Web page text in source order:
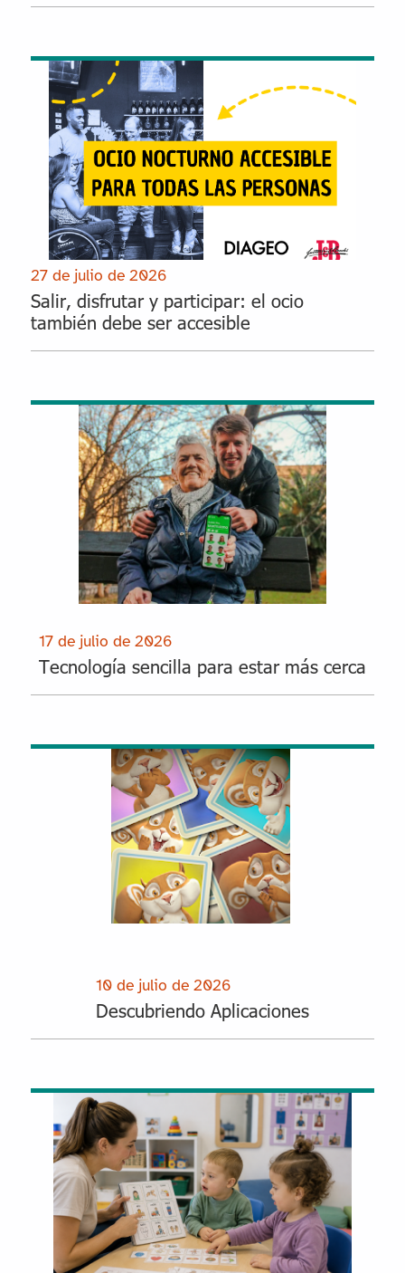
27 de julio de 2026
Salir, disfrutar y participar: el ocio
también debe ser accesible
17 de julio de 2026
Tecnología sencilla para estar más cerca
10 de julio de 2026
Descubriendo Aplicaciones